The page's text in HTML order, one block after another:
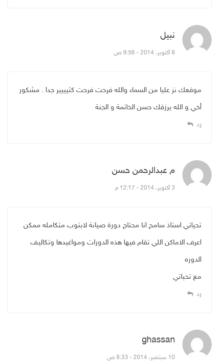
نبيل
8 أكتوبر، 2014 - 9:56 ص
موقعك نز عليا من السماء والله فرحت فرحت كثيييير جدا . مشكور
أخي و الله يرزقك حسن الخاتمة و الجنة
رد
م عبدالرحمن حسن
3 أكتوبر، 2014 - 12:17 م
تحياتي استاذ سامح انا محتاج دورة صيانة لابتوب متكامله ممكن
اعرف الاماكن اللي تقام فيها هذه الدورات ومواغيدها وتكاليف
الدوره
مع تحياتي
رد
ghassan
10 سبتمبر، 2014 - 8:33 ص